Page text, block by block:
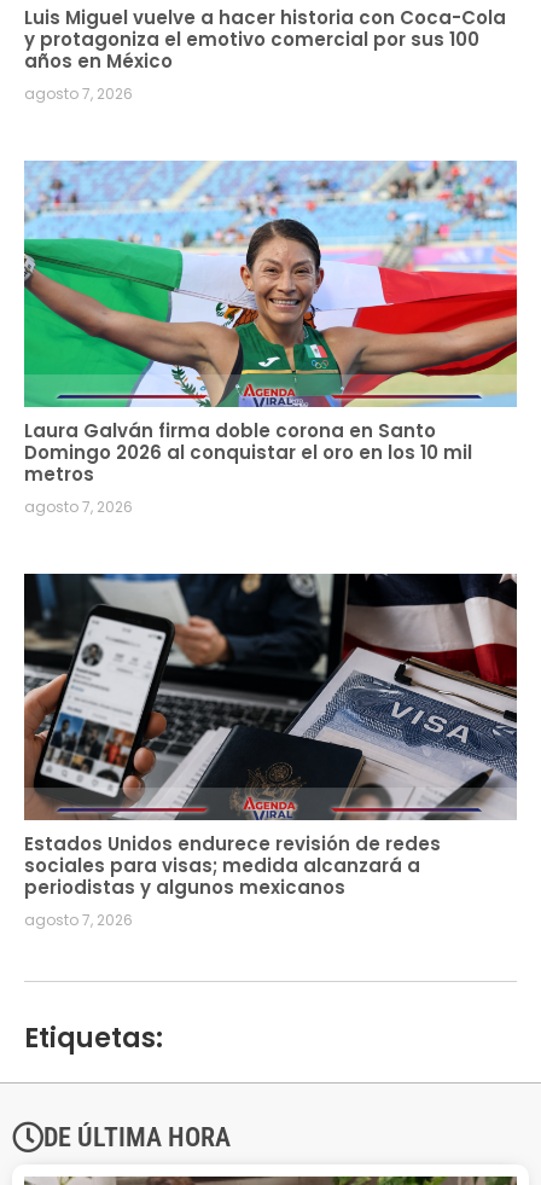
Luis Miguel vuelve a hacer historia con Coca-Cola
y protagoniza el emotivo comercial por sus 100
años en México
agosto 7, 2026
Laura Galván firma doble corona en Santo
Domingo 2026 al conquistar el oro en los 10 mil
metros
agosto 7, 2026
Estados Unidos endurece revisión de redes
sociales para visas; medida alcanzará a
periodistas y algunos mexicanos
agosto 7, 2026
Etiquetas:
DE ÚLTIMA HORA